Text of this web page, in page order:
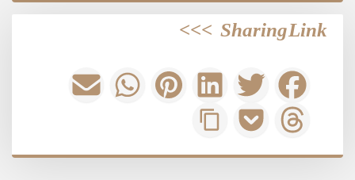
Sharing Link
>>>